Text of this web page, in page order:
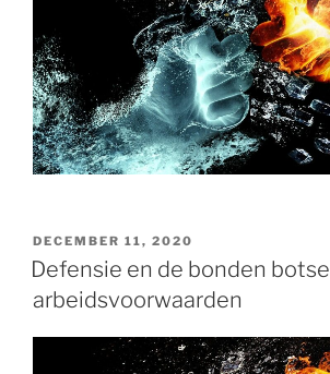
GEPLAATST
OP
DECEMBER 11, 2020
Defensie en de bonden
arbeidsvoorwaarden